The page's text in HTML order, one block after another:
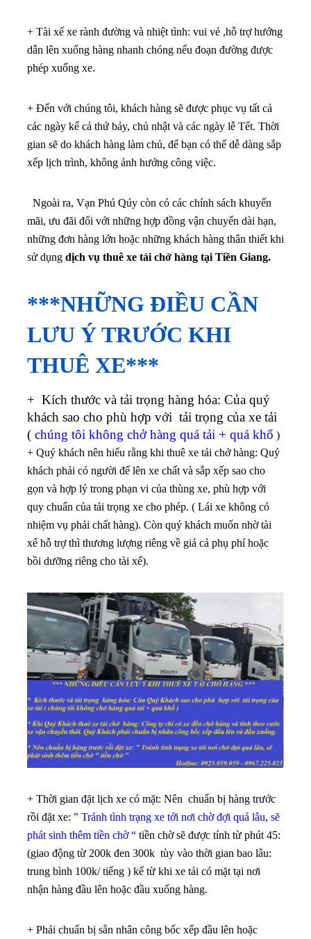
+ Tài xế xe rành đường và nhiệt tình: vui vẻ ,hỗ trợ hướng
dẫn lên xuống hàng nhanh chóng nếu đoạn đường được
phép xuống xe.
+ Đến với chúng tôi, khách hàng sẽ được phục vụ tất cả
các ngày kể cả thứ bảy, chủ nhật và các ngày lễ Tết. Thời
gian sẽ do khách hàng làm chủ, để bạn có thể dễ dàng sắp
xếp lịch trình, không ảnh hưởng công việc.
Ngoài ra, Vạn Phú Qúy còn có các chính sách khuyến
mãi, ưu đãi đối với những hợp đồng vận chuyển dài hạn,
những đơn hàng lớn hoặc những khách hàng thân thiết khi
sử dụng dịch vụ thuê xe tải chở hàng tại Tiền Giang.
***NHỮNG ĐIỀU CẦN
LƯU Ý TRƯỚC KHI
THUÊ XE***
+ Kích thước và tải trọng hàng hóa: Của quý
khách sao cho phù hợp với tải trọng của xe tải
( chúng tôi không chở hàng quá tải + quá khổ )
+ Quý khách nên hiểu rằng khi thuê xe tải chở hàng: Quý
khách phải có người để lên xe chất và sắp xếp sao cho
gọn và hợp lý trong phạn vi của thùng xe, phù hợp với
quy chuẩn của tải trọng xe cho phép. ( Lái xe không có
nhiệm vụ phải chất hàng). Còn quý khách muốn nhờ tài
xế hỗ trợ thì thương lượng riêng về giá cả phụ phí hoặc
bồi dưỡng riêng cho tài xế).
+ Thời gian đặt lịch xe có mặt: Nên chuẩn bị hàng trước
rồi đặt xe: ” Tránh tình trạng xe tới nơi chờ đợi quá lâu, sẽ
phát sinh thêm tiền chờ “ tiền chờ sẽ được tính từ phút 45:
(giao động từ 200k đen 300k tùy vào thời gian bao lâu:
trung bình 100k/ tiếng ) kể từ khi xe tải có mặt tại nơi
nhận hàng đầu lên hoặc đầu xuống hàng.
+ Phải chuẩn bị sẵn nhân công bốc xếp đầu lên hoặc